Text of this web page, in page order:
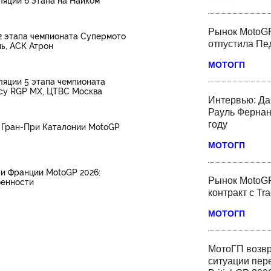
Рынок
отпустила
МОТОГП
Интервью:
Рауль
году
МОТОГП
Рынок
контракт с
МОТОГП
МотоГП
ситуации
этапа чемпионата Супермото
АСК Атрон
5 этапа чемпионата
RGP MX, ЦТВС Москва
При Каталонии MotoGP
Франции MotoGP 2026: